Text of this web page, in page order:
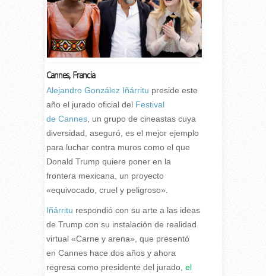
Cannes, Francia
Alejandro González Iñárritu preside este
año el jurado oficial del Festival
de Cannes, un grupo de cineastas cuya
diversidad, aseguró, es el mejor ejemplo
para luchar contra muros como el que
Donald Trump quiere poner en la
frontera mexicana, un proyecto
«equivocado, cruel y peligroso».
Iñárritu respondió con su arte a las ideas
de Trump con su instalación de realidad
virtual «Carne y arena», que presentó
en Canneshace dos años y ahora
regresa como presidente del jurado, el